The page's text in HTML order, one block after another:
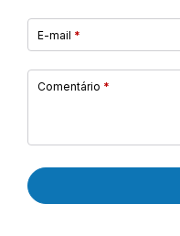
E-mail *
Comentário *